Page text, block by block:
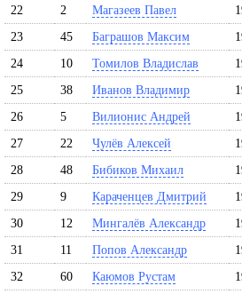
22
2 Магазеев Павел
23
45 Баграшов Максим
24
10 Томилов Владислав
25
38 Иванов Владимир
26
5 Вилионис Андрей
27
22 Чулёв Алексей
28
48 Бибиков Михаил
29
9 Караченцев Дмитрий
30
12 Мингалёв Александр
31
11 Попов Александр
32
60 Каюмов Рустам